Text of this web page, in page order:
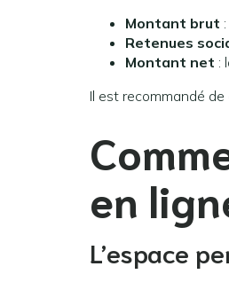
Montant brut
Retenues
Montant net :
Il est recommandé de
en
L’espace